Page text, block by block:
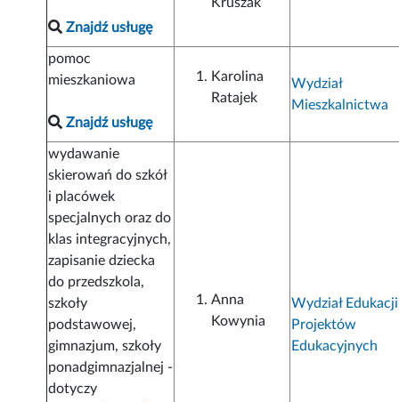
Znajdź usługę
pomoc
mieszkaniowa
Znajdź usługę
Karolina
Ratajek
Wydział
Mieszkalnictwa
wydawanie
skierowań do szkół
i placówek
specjalnych oraz do
klas integracyjnych,
zapisanie dziecka
do przedszkola,
szkoły
podstawowej,
gimnazjum, szkoły
ponadgimnazjalnej -
dotyczy
Anna
Kowynia
Wydział
Projektów
Edukacyjnych